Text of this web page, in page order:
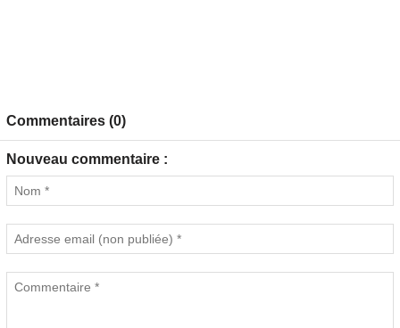
Commentaires (0)
Nouveau commentaire :